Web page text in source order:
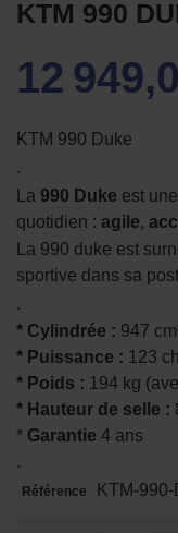
KTM 990
12
KTM 990 Duke
.
La 990 Duke est
quotidien : agile,
La 990 duke est
sportive dans sa
.
* Cylindrée : 947
* Puissance : 123 ch
* Poids : 194 kg
* Hauteur de selle :
* Garantie 4 ans
.
Référence KTM-